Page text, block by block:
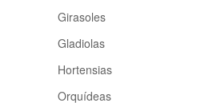
Girasoles
Gladiolas
Hortensias
Orquídeas